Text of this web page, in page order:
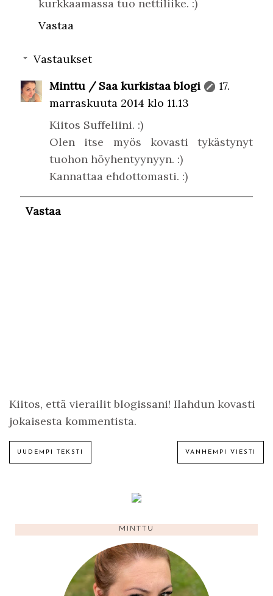
kurkkaamassa tuo nettiliike. :)
Vastaa
Vastaukset
Minttu / Saa kurkistaa blogi
17.
marraskuuta 2014 klo 11.13
Kiitos Suffeliini. :)
Olen itse myös kovasti tykästynyt
tuohon höyhentyynyyn. :)
Kannattaa ehdottomasti. :)
Vastaa
Kiitos, että vierailit blogissani! Ilahdun kovasti
jokaisesta kommentista.
UUDEMPI TEKSTI VANHEMPI VIESTI
MINTTU